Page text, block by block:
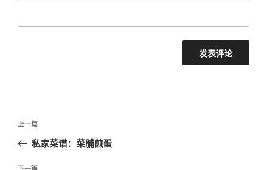
文
导
上
一
上一篇
私家菜谱：菜脯煎蛋